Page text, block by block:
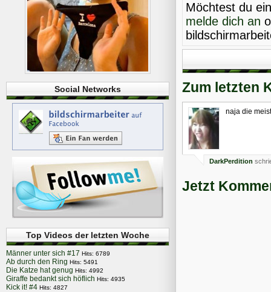
Möchtest du
melde dich an
Zum letzten
naja die
DarkPerdition
Jetzt
Social Networks
Top Videos der letzten Woche
Männer unter sich #17 Hits: 6789
Ab durch den Ring Hits: 5491
Die Katze hat genug Hits: 4992
Giraffe bedankt sich höflich Hits: 4935
Kick it! #4 Hits: 4827